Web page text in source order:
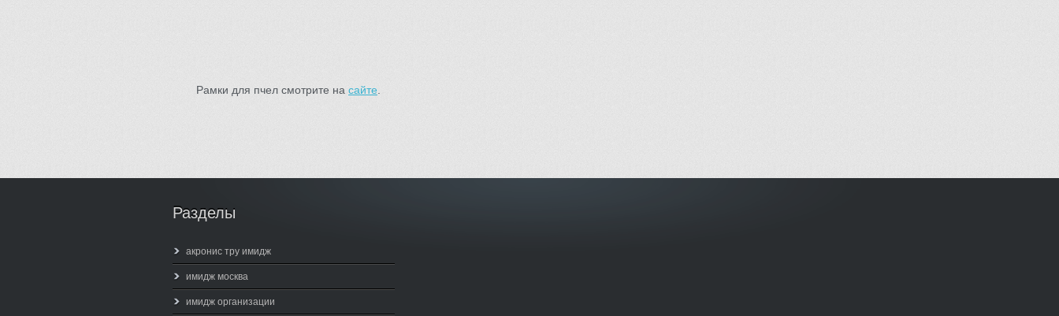
Рамки для пчел смотрите на сайте
Разделы
акронис тру имидж
имидж москва
имидж организации